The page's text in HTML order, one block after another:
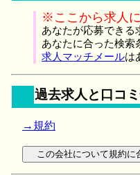
※ここから求人
あなたが応募でき
あなたに合った検索
求人マッチメールは
過去求人と口コ
→規約